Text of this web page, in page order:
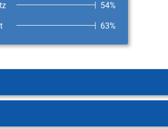
54%
63%